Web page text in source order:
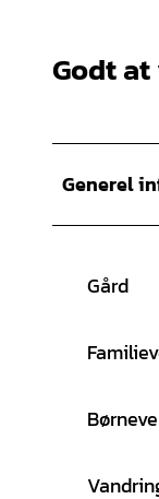
Godt
Generel
Gård